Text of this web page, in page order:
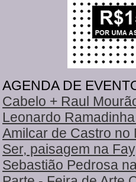
AGENDA DE
Cabelo + Raul
Leonardo
Amilcar de Castro no
Ser, paisagem na
Sebastião Pedrosa